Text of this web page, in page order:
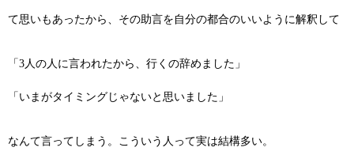
て思いもあったから、その助言を自分の都合のいいように解釈して
「3人の人に言われたから、行くの辞めました」
「いまがタイミングじゃないと思いました」
なんて言ってしまう。こういう人って実は結構多い。